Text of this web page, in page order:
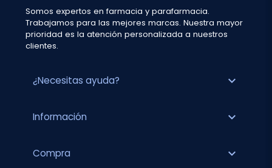
Somos expertos en farmacia y parafarmacia.
Trabajamos para las mejores marcas. Nuestra mayor
prioridad es la atención personalizada a nuestros
clientes.
¿Necesitas ayuda? expand_more
Información expand_more
Compra expand_more